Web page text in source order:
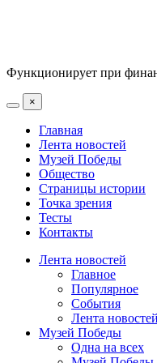
Функционирует при
×
Главная
Лента новостей
Музей Победы
Общество
Страницы истории
Точка зрения
Тесты
Контакты
Лента новостей
Главное
Популярное
События
Лента новостей
Музей Победы
Одна на всех